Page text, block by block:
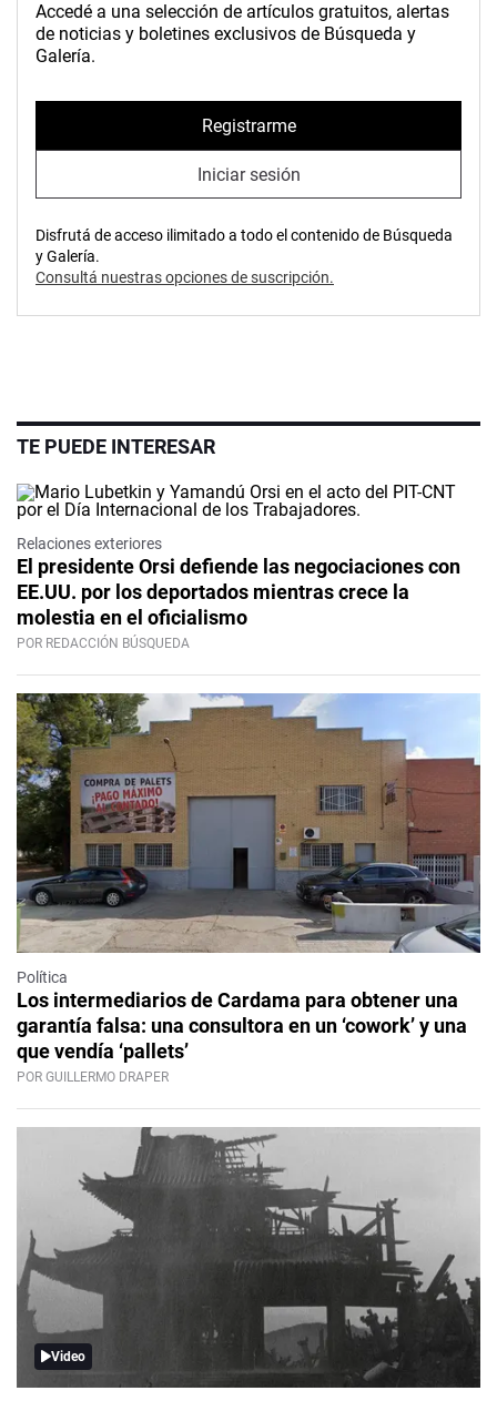
Accedé a una selección de artículos gratuitos, alertas
de noticias y boletines exclusivos de Búsqueda y
Galería.
Registrarme
Iniciar sesión
Disfrutá de acceso ilimitado a todo el contenido de Búsqueda
y Galería.
Consultá nuestras opciones de suscripción.
TE PUEDE INTERESAR
Relaciones exteriores
El presidente Orsi defiende las negociaciones con
EE.UU. por los deportados mientras crece la
molestia en el oficialismo
POR REDACCIÓN BÚSQUEDA
Política
Los intermediarios de Cardama para obtener una
garantía falsa: una consultora en un ‘cowork’ y una
que vendía ‘pallets’
POR GUILLERMO DRAPER
Video